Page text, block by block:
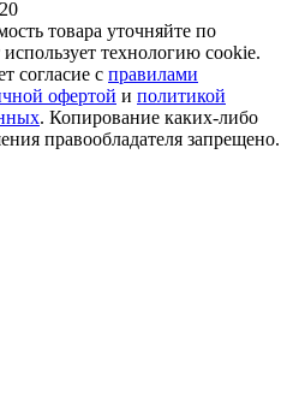
товара уточняйте по
технологию cookie.
согласие с правилами
офертой и политикой
. Копирование каких-либо
правообладателя запрещено.